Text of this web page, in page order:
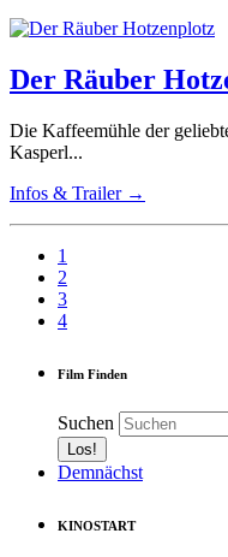
Der Räuber
Die Kaffeemühle der
Kasperl...
Infos & Trailer →
1
2
3
4
Film Finden
Suchen
Demnächst
KINOSTART